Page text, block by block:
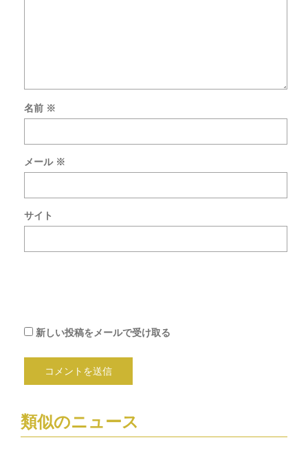
名前 ※
メール ※
サイト
新しい投稿をメールで受け取る
類似のニュース